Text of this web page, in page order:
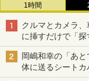
1時間
クルマとカメラ
に挿すだけで「
岡嶋和幸の「あ
体に送るシート